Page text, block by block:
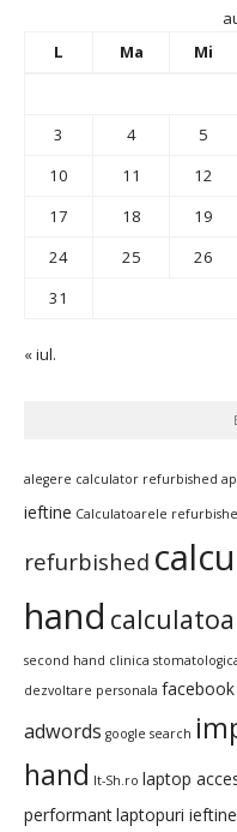
L
Ma Mi
3
4 5
10
11 12
17
18 19
24
25 26
31
« iul.
alegere calculator refurbished
ieftine Calculatoarele
refurbished
hand
second hand clinica
dezvoltare personala facebook
adwords google search
hand It-Sh.ro laptop
performantlaptopuri ieftine